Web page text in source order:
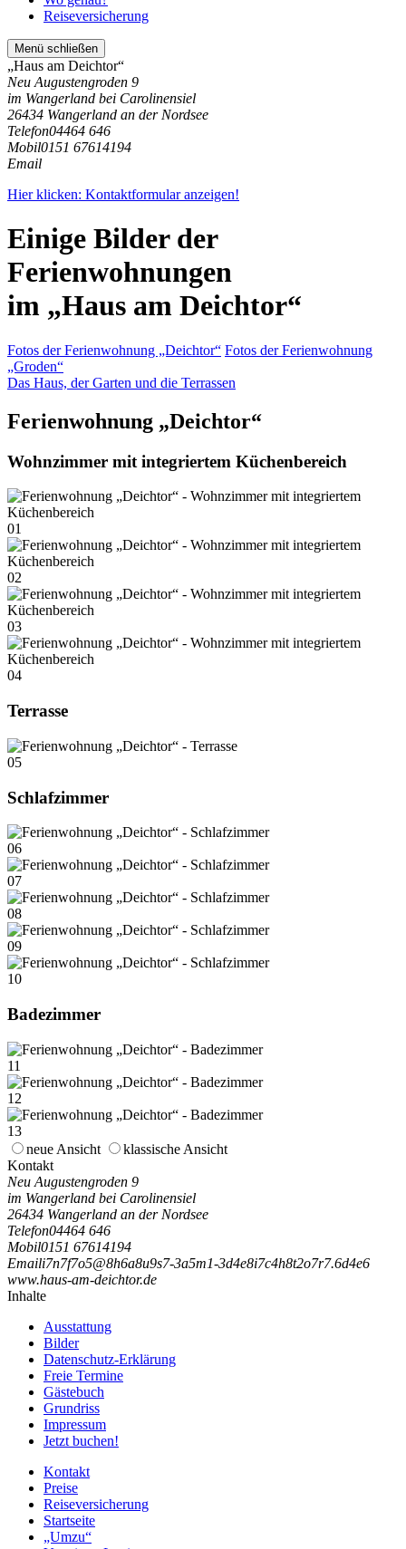
Reiseversicherung
Menü schließen
„Haus am Deichtor“
Neu Augustengroden 9
im Wangerland bei Carolinensiel
26434 Wangerland an der Nordsee
Telefon04464 646
Mobil0151 67614194
Email
Hier klicken: Kontaktformular anzeigen!
Einige Bilder der
Ferienwohnungen
im „Haus am Deichtor“
Fotos der Ferienwohnung „Deichtor“ Fotos der Ferienwohnung
„Groden“
Das Haus, der Garten und die Terrassen
Ferienwohnung „Deichtor“
Wohnzimmer mit integriertem Küchenbereich
01
02
03
04
Terrasse
05
Schlafzimmer
06
07
08
09
10
Badezimmer
11
12
13
neue Ansicht
klassische Ansicht
Kontakt
Neu Augustengroden 9
im Wangerland bei Carolinensiel
26434 Wangerland an der Nordsee
Telefon04464 646
Mobil0151 67614194
Emaili7n7f7o5@8h6a8u9s7-3a5m1-3d4e8i7c4h8t2o7r7.6d4e6
www.haus-am-deichtor.de
Inhalte
Ausstattung
Bilder
Datenschutz-Erklärung
Freie Termine
Gästebuch
Grundriss
Impressum
Jetzt buchen!
Kontakt
Preise
Reiseversicherung
Startseite
„Umzu“